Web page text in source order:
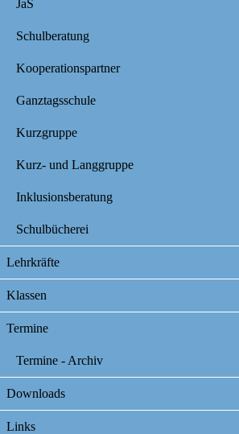
JaS
Schulberatung
Kooperationspartner
Ganztagsschule
Kurzgruppe
Kurz- und Langgruppe
Inklusionsberatung
Schulbücherei
Lehrkräfte
Klassen
Termine
Termine - Archiv
Downloads
Links